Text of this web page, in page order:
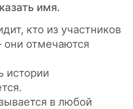
имя.
кто из участников
отмечаются
истории
в любой